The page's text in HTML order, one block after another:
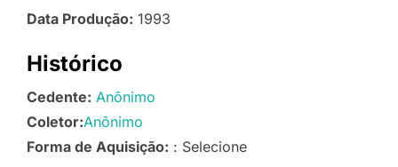
Data Produção: 1993
Histórico
Cedente: Anônimo
Coletor:Anônimo
Forma de Aquisição: : Selecione